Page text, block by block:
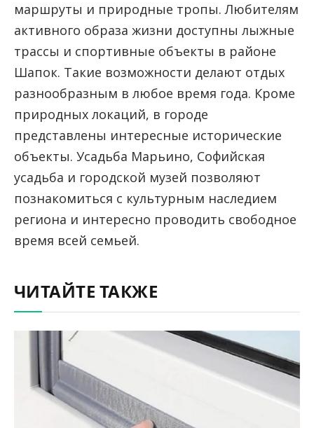
маршруты и природные тропы. Любителям
активного образа жизни доступны лыжные
трассы и спортивные объекты в районе
Шапок. Такие возможности делают отдых
разнообразным в любое время года. Кроме
природных локаций, в городе
представлены интересные исторические
объекты. Усадьба Марьино, Софийская
усадьба и городской музей позволяют
познакомиться с культурным наследием
региона и интересно проводить свободное
время всей семьей.
ЧИТАЙТЕ ТАКЖЕ